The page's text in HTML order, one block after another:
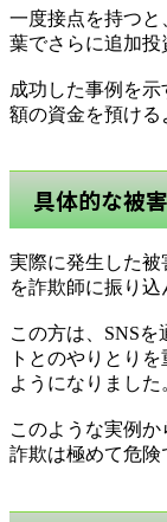
一度接点を持つ
葉でさらに追加投
成功した事例を
額の資金を預ける
具体的な被
実際に発生した被
を詐欺師に振り込
この方は、SNS
トとのやりとり
ようになりました
このような実例
詐欺は極めて危険